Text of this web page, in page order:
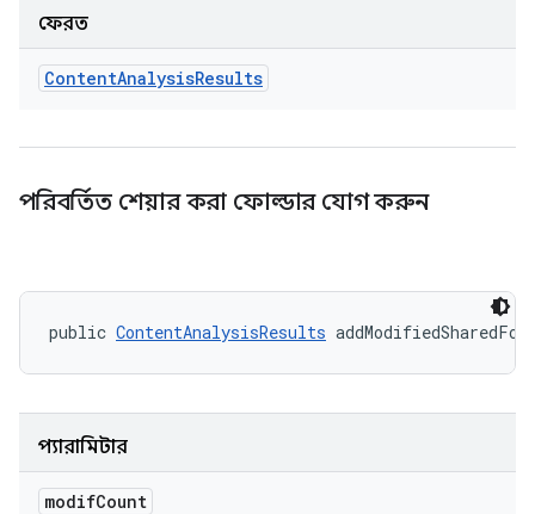
ফেরত
ContentAnalysisResults
পরিবর্তিত শেয়ার করা ফোল্ডার যোগ করুন
public ContentAnalysisResults
প্যারামিটার
modifCount